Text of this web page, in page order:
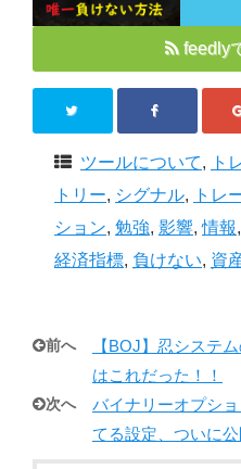
feedly
ツールについて, ト
トリー, シグナル, トレ
ション, 勉強, 影響,情報,
経済指標, 負けない, 資
前へ
【BOJ】忍システ
はこれだった！！
次へ
バイナリーオプシ
てる設定、ついに公